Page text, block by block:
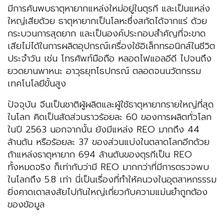
มีการค้นพบธาตุหายากแหล่งใหม่อยู่ในตุรกี และเป็นแหล่ง
ใหญ่เสียด้วย ธาตุหายากเป็นโลหะซึ่งสกัดได้จากแร่ ด้วย
กระบวนการสุดยาก และเป็นองค์ประกอบสำคัญที่จะขาด
เสียไม่ได้ในการผลิตอุปกรณ์เครื่องใช้อิเล็กทรอนิกส์ในชีวิต
ประจำวัน เช่น โทรศัพท์มือถือ หลอดไฟแอลอีดี ไปจนถึง
ยวดยานพาหนะ อาวุธยุทโธปกรณ์ ตลอดจนนวัตกรรม
เทคโนโลยีขั้นสูง
ปัจจุบัน จีนเป็นชาติผู้ผลิตและผู้ใช้ธาตุหายากรายใหญ่ที่สุด
ในโลก คิดเป็นสัดส่วนราวร้อยละ 60 ของการผลิตทั่วโลก
ในปี 2563 นอกจากนั้น ยังมีแหล่ง REO มากถึง 44
ล้านตัน หรือร้อยละ 37 ของส่วนแบ่งในตลาดโลกอีกด้วย
ถ้าแหล่งธาตุหายาก 694 ล้านตันของตุรกีเป็น REO
ทั้งหมดจริง ก็เท่ากับว่ามี REO มากกว่าที่มีการตรวจพบ
ในโลกถึง 5.8 เท่า นี่เป็นเรื่องที่ทำให้คนวงในอุตสาหกรรรม
ยิ่งคาดเดาสงสัยไปกันใหญ่เกี่ยวกับความแม่นยำถูกต้อง
ของข้อมูล